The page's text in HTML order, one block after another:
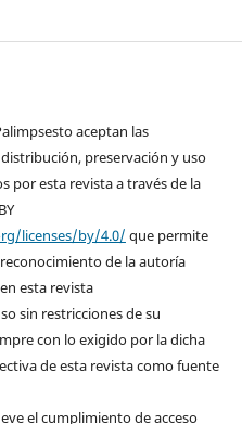
aceptan las
preservación y uso
por esta revista a través de la
licenses/by/4.0/ que permite
de la autoría
esta revista
sin restricciones de su
con lo exigido por la dicha
de esta revista como fuente
el cumplimiento de acceso